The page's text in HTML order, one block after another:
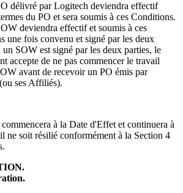
délivré par Logitech deviendra effectif
du PO et sera soumis à ces Conditions.
deviendra effectif et soumis à ces
une fois convenu et signé par les deux
un SOW est signé par les deux parties, le
accepte de ne pas commencer le travail
avant de recevoir un PO émis par
ses Affiliés).
à la Date d'Effet et continuera à
ne soit résilié conformément à la Section 4